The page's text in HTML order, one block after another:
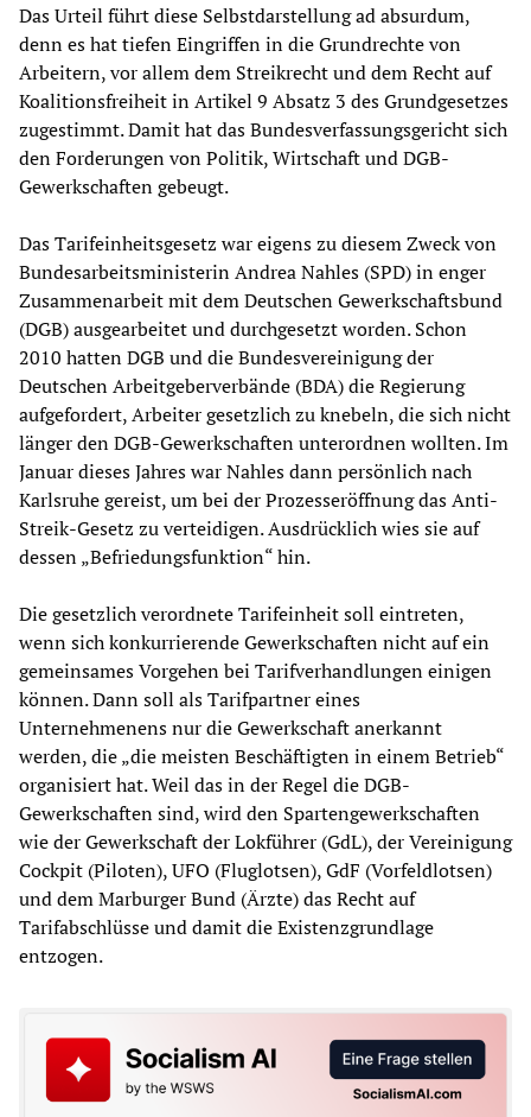
Das Urteil führt diese Selbstdarstellung ad absurdum,
denn es hat tiefen Eingriffen in die Grundrechte von
Arbeitern, vor allem dem Streikrecht und dem Recht auf
Koalitionsfreiheit in Artikel 9 Absatz 3 des Grundgesetzes
zugestimmt. Damit hat das Bundesverfassungsgericht sich
den Forderungen von Politik, Wirtschaft und DGB-
Gewerkschaften gebeugt.
Das Tarifeinheitsgesetz war eigens zu diesem Zweck von
Bundesarbeitsministerin Andrea Nahles (SPD) in enger
Zusammenarbeit mit dem Deutschen Gewerkschaftsbund
(DGB) ausgearbeitet und durchgesetzt worden. Schon
2010 hatten DGB und die Bundesvereinigung der
Deutschen Arbeitgeberverbände (BDA) die Regierung
aufgefordert, Arbeiter gesetzlich zu knebeln, die sich nicht
länger den DGB-Gewerkschaften unterordnen wollten. Im
Januar dieses Jahres war Nahles dann persönlich nach
Karlsruhe gereist, um bei der Prozesseröffnung das Anti-
Streik-Gesetz zu verteidigen. Ausdrücklich wies sie auf
dessen „Befriedungsfunktion“ hin.
Die gesetzlich verordnete Tarifeinheit soll eintreten,
wenn sich konkurrierende Gewerkschaften nicht auf ein
gemeinsames Vorgehen bei Tarifverhandlungen einigen
können. Dann soll als Tarifpartner eines
Unternehmenens nur die Gewerkschaft anerkannt
werden, die „die meisten Beschäftigten in einem Betrieb“
organisiert hat. Weil das in der Regel die DGB-
Gewerkschaften sind, wird den Spartengewerkschaften
wie der Gewerkschaft der Lokführer (GdL), der Vereinigung
Cockpit (Piloten), UFO (Fluglotsen), GdF (Vorfeldlotsen)
und dem Marburger Bund (Ärzte) das Recht auf
Tarifabschlüsse und damit die Existenzgrundlage
entzogen.